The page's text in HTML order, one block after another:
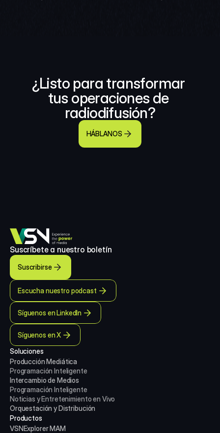
¿Listo para transformar
tus operaciones de
radiodifusión?
HÁBLANOS
Suscríbete a nuestro boletín
Suscribirse
Escucha nuestro podcast
Síguenos en LinkedIn
Síguenos en X
Soluciones
Producción Mediática
Programación Inteligente
Intercambio de Medios
Programación Inteligente
Noticias y Entretenimiento en Vivo
Orquestación y Distribución
Productos
VSNExplorer MAM